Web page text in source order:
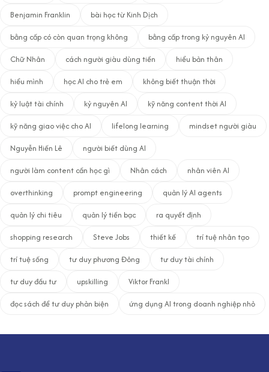
Benjamin Franklin
bài học từ Kinh Dịch
bằng cấp có còn quan trọng không
bằng cấp trong kỷ nguyên AI
Chữ Nhân
cách người giàu dùng tiền
hiểu bản thân
hiểu mình
học AI cho trẻ em
không biết thuận thời
kỷ luật tài chính
kỷ nguyên AI
kỹ năng content thời AI
kỹ năng giao việc cho AI
lifelong learning
mindset người giàu
Nguyễn Hiến Lê
người biết dùng AI
người làm content cần học gì
Nhân cách
nhân viên AI
overthinking
prompt engineering
quản lý AI agents
quản lý chi tiêu
quản lý tiền bạc
ra quyết định
shopping research
Steve Jobs thiết kế
trí tuệ nhân tạo
trí tuệ sống
tư duy phương Đông
tư duy tài chính
tư duy đầu tư
upskilling
Viktor Frankl
đọc sách để tư duy phản biện
ứng dụng AI trong doanh nghiệp nhỏ